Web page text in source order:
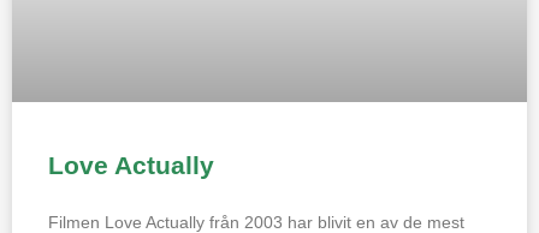
Love Actually
Filmen Love Actually från 2003 har blivit en av de mest